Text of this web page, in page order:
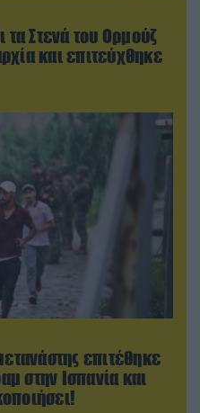
Στενά του Ορμούζ
και επιτεύχθηκε
επιτέθηκε
στην Ισπανία και